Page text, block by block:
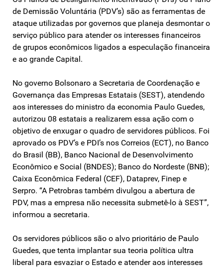
de Demissão Voluntária (PDV’s) são as ferramentas de
ataque utilizadas por governos que planeja desmontar o
serviço público para atender os interesses financeiros
de grupos econômicos ligados a especulação financeira
e ao grande Capital.
No governo Bolsonaro a Secretaria de Coordenação e
Governança das Empresas Estatais (SEST), atendendo
aos interesses do ministro da economia Paulo Guedes,
autorizou 08 estatais a realizarem essa ação com o
objetivo de enxugar o quadro de servidores públicos. Foi
aprovado os PDV’s e PDI’s nos Correios (ECT), no Banco
do Brasil (BB), Banco Nacional de Desenvolvimento
Econômico e Social (BNDES); Banco do Nordeste (BNB);
Caixa Econômica Federal (CEF), Dataprev, Finep e
Serpro. “A Petrobras também divulgou a abertura de
PDV, mas a empresa não necessita submetê-lo à SEST”,
informou a secretaria.
Os servidores públicos são o alvo prioritário de Paulo
Guedes, que tenta implantar sua teoria política ultra
liberal para esvaziar o Estado e atender aos interesses